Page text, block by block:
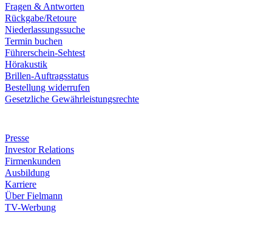
Fragen & Antworten
Rückgabe/Retoure
Niederlassungssuche
Termin buchen
Führerschein-Sehtest
Hörakustik
Brillen-Auftragsstatus
Bestellung widerrufen
Gesetzliche Gewährleistungsrechte
Presse
Investor Relations
Firmenkunden
Ausbildung
Karriere
Über Fielmann
TV-Werbung